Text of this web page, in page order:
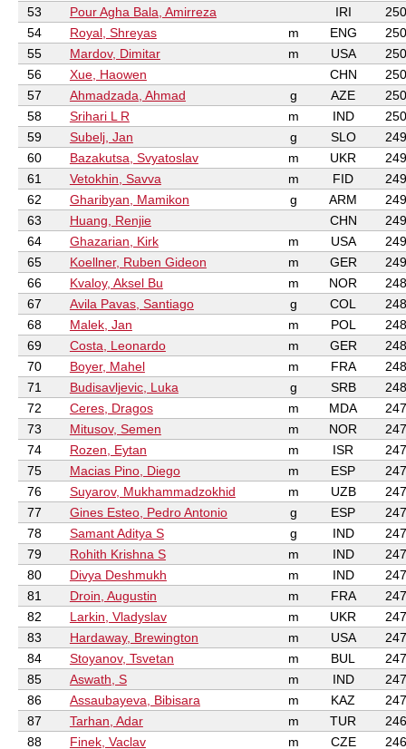
53
Pour Agha Bala, Amirreza IRI
54
Royal, Shreyas m ENG
55
Mardov, Dimitar m USA
56
Xue, Haowen CHN
57
Ahmadzada, Ahmad g AZE
58
Srihari L R m IND
59
Subelj, Jan g SLO
60
Bazakutsa, Svyatoslav m UKR
61
Vetokhin, Savva m FID
62
Gharibyan, Mamikon g ARM
63
Huang, Renjie CHN
64
Ghazarian, Kirk m USA
65
Koellner, Ruben Gideon m GER
66
Kvaloy, Aksel Bu m NOR
67
Avila Pavas, Santiago g COL
68
Malek, Jan m POL
69
Costa, Leonardo m GER
70
Boyer, Mahel m FRA
71
Budisavljevic, Luka g SRB
72
Ceres, Dragos m MDA
73
Mitusov, Semen m NOR
74
Rozen, Eytan m ISR
75
Macias Pino, Diego m ESP
76
Suyarov, Mukhammadzokhid m UZB
77
Gines Esteo, Pedro Antonio g ESP
78
Samant Aditya S g IND
79
Rohith Krishna S m IND
80
Divya Deshmukh m IND
81
Droin, Augustin m FRA
82
Larkin, Vladyslav m UKR
83
Hardaway, Brewington m USA
84
Stoyanov, Tsvetan m BUL
85
Aswath, S m IND
86
Assaubayeva, Bibisara m KAZ
87
Tarhan, Adar m TUR
88
Finek, Vaclav m CZE